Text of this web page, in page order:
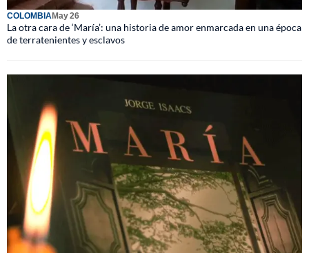
COLOMBIAMay 26
La otra cara de ‘María’: una historia de amor enmarcada en una época
de terratenientes y esclavos